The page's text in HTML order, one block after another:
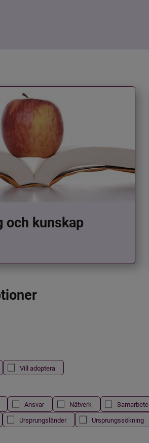
och kunskap
Vill adoptera
Ansvar Nätverk Samarbete
Ursprungsländer Ursprungssökning